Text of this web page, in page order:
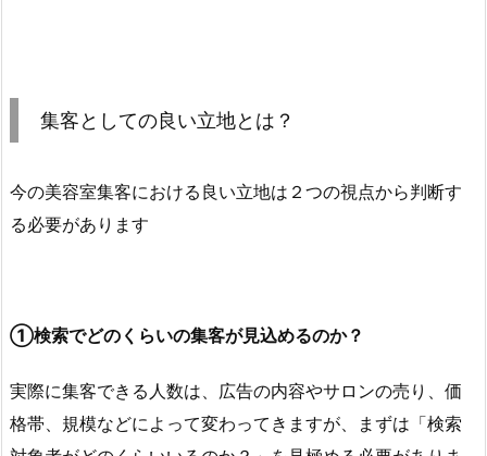
集客としての良い立地とは？
今の美容室集客における良い立地は２つの視点から判断す
る必要があります
①検索でどのくらいの集客が見込めるのか？
実際に集客できる人数は、広告の内容やサロンの売り、価
格帯、規模などによって変わってきますが、まずは「検索